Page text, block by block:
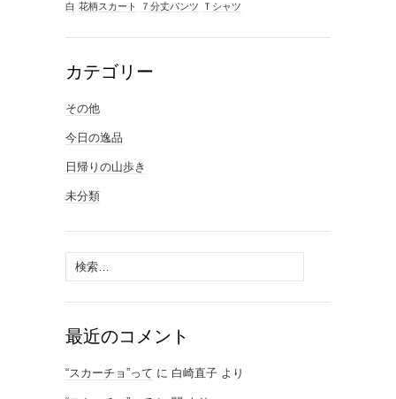
白 花柄スカート ７分丈パンツ Ｔシャツ
カテゴリー
その他
今日の逸品
日帰りの山歩き
未分類
検
索:
最近のコメント
“スカーチョ”って に 白崎直子 より